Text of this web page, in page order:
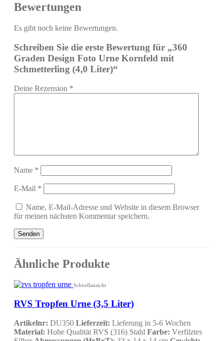
Bewertungen
Es gibt noch keine Bewertungen.
Schreiben Sie die erste Bewertung für „360
Graden Design Foto Urne Kornfeld mit
Schmetterling (4,0 Liter)“
Deine Rezension *
Name *
E-Mail *
Name, E-Mail-Adresse und Website in diesem Browser
für meinen nächsten Kommentar speichern.
Ähnliche Produkte
Schnellansicht
RVS Tropfen Urne (3,5 Liter)
Artikelnr: DU350 Lieferzeit: Lieferung in 5-6 Wochen
Material: Hohe Qualität RVS (316) Stahl Farbe: Verfilztes